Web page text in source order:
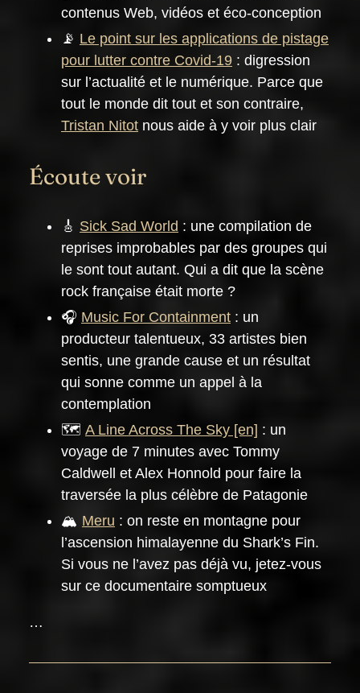
contenus Web, vidéos et éco-conception
📡 Le point sur les applications de pistage
pour lutter contre Covid-19 : digression
sur l’actualité et le numérique. Parce que
tout le monde dit tout et son contraire,
Tristan Nitot nous aide à y voir plus clair
Écoute voir
🎸 Sick Sad World : une compilation de
reprises improbables par des groupes qui
le sont tout autant. Qui a dit que la scène
rock française était morte ?
🎧 Music For Containment : un
producteur talentueux, 33 artistes bien
sentis, une grande cause et un résultat
qui sonne comme un appel à la
contemplation
🗺️ A Line Across The Sky
: un
voyage de 7 minutes avec Tommy
Caldwell et Alex Honnold pour faire la
traversée la plus célèbre de Patagonie
🏔️ Meru : on reste en montagne pour
l’ascension himalayenne du Shark’s Fin.
Si vous ne l’avez pas déjà vu, jetez-vous
sur ce documentaire somptueux
…